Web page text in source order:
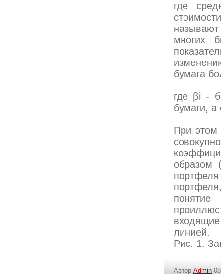
где
многих
бумага
где βi -
бумаги, а
При этом
образом
линией.
Рис. 1.
Автор Admin